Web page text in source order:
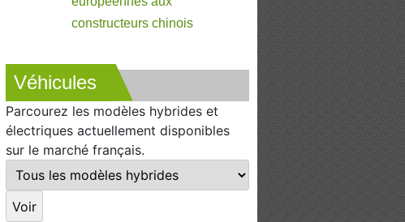
constructeurs chinois
Véhicules
Parcourez les modèles hybrides et
électriques actuellement disponibles
sur le marché français.